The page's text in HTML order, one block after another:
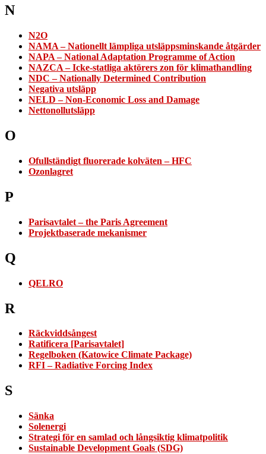
N
N2O
NAMA – Nationellt lämpliga utsläppsminskande åtgärder
NAPA – National Adaptation Programme of Action
NAZCA – Icke-statliga aktörers zon för klimathandling
NDC – Nationally Determined Contribution
Negativa utsläpp
NELD – Non-Economic Loss and Damage
Nettonollutsläpp
O
Ofullständigt fluorerade kolväten – HFC
Ozonlagret
P
Parisavtalet – the Paris Agreement
Projektbaserade mekanismer
Q
QELRO
R
Räckviddsångest
Ratificera [Parisavtalet]
Regelboken (Katowice Climate Package)
RFI – Radiative Forcing Index
S
Sänka
Solenergi
Strategi för en samlad och långsiktig klimatpolitik
Sustainable Development Goals (SDG)